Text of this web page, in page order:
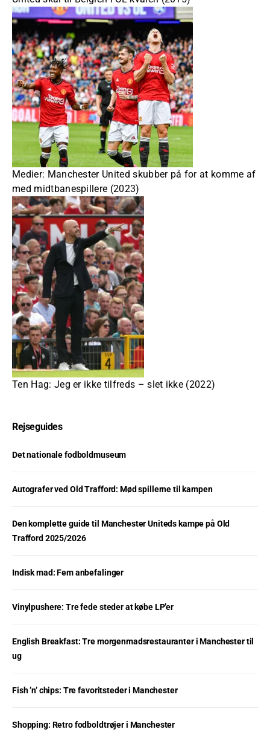
Medier: Manchester United skubber på for at komme af
med midtbanespillere (2023)
Ten Hag: Jeg er ikke tilfreds – slet ikke (2022)
Rejseguides
Det nationale fodboldmuseum
Autografer ved Old Trafford: Mød spillerne til kampen
Den komplette guide til Manchester Uniteds kampe på Old
Trafford 2025/2026
Indisk mad: Fem anbefalinger
Vinylpushere: Tre fede steder at købe LP’er
English Breakfast: Tre morgenmadsrestauranter i Manchester til
ug
Fish ’n’ chips: Tre favoritsteder i Manchester
Shopping: Retro fodboldtrøjer i Manchester